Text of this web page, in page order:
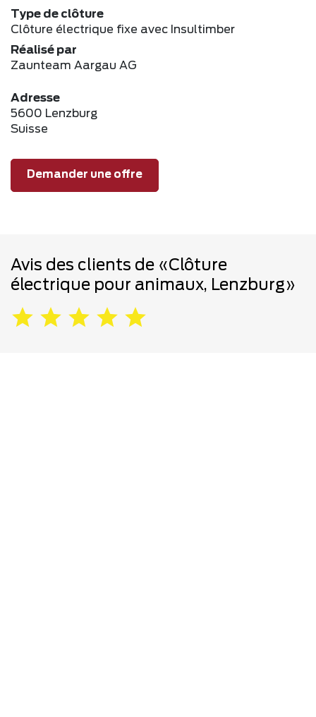
Type de clôture
Clôture électrique fixe avec Insultimber
Réalisé par
Zaunteam Aargau AG
Adresse
5600 Lenzburg
Suisse
Demander une offre
Avis des clients de «Clôture
électrique pour animaux, Lenzburg»